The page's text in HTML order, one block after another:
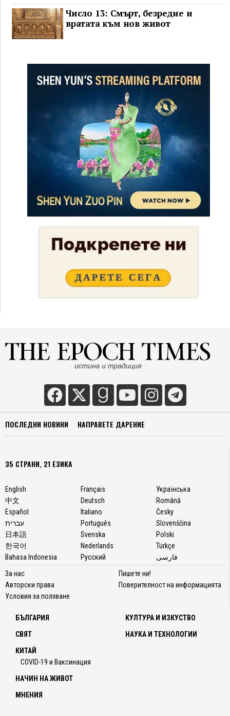
Число 13: Смърт, безредие и
вратата към нов живот
ПОСЛЕДНИ НОВИНИ НАПРАВЕТЕ ДАРЕНИЕ
35 СТРАНИ, 21 ЕЗИКА
English
中文
Español
עברית
日本語
한국어
Bahasa Indonesia
Français
Deutsch
Italiano
Português
Svenska
Nederlands
Русский
Українська
Română
Česky
Slovenščina
Polski
Türkçe
فارسی
За нас
Авторски права
Условия за ползване
Пишете ни!
Поверителност на информацията
БЪЛГАРИЯ
СВЯТ
КИТАЙ
COVID-19 и Ваксинация
КУЛТУРА И ИЗКУСТВО
НАУКА И ТЕХНОЛОГИИ
НАЧИН НА ЖИВОТ
МНЕНИЯ